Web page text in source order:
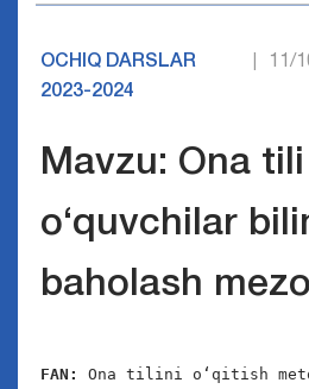
OCHIQ DARSLAR
2023-2024
11/
Mavzu: Ona
o‘quvchilar
baholash
FAN: Ona tilini o‘qitish